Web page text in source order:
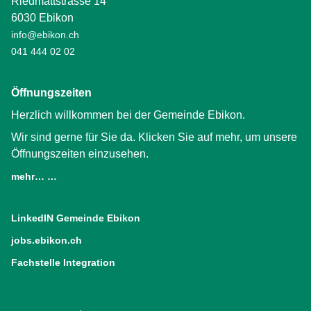
6030 Ebikon
info@ebikon.ch
041 444 02 02
Öffnungszeiten
Herzlich willkommen bei der Gemeinde Ebikon.
Wir sind gerne für Sie da. Klicken Sie auf mehr, um unsere
Öffnungszeiten einzusehen.
mehr… …
LinkedIN Gemeinde Ebikon
jobs.ebikon.ch
Fachstelle Integration